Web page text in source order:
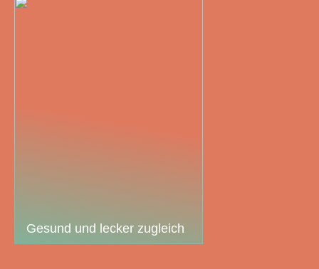
Gesund und lecker zugleich